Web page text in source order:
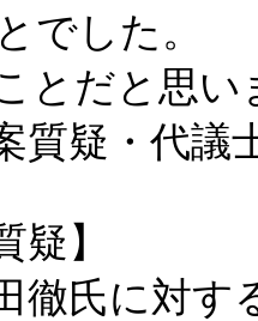
でした。
とだと思い
質疑・代議
疑】
氏に対す